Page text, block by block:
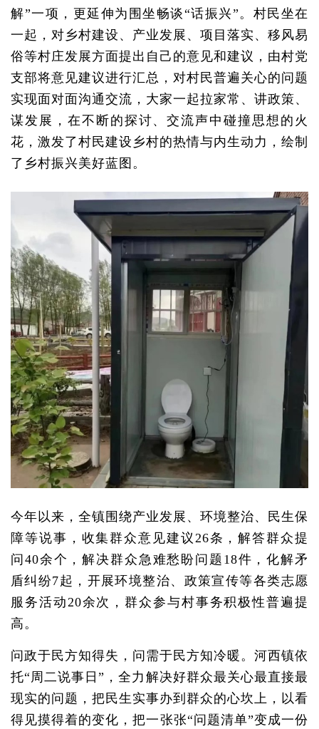
解”一项，更延伸为围坐畅谈“话振兴”。村民坐在
一起，对乡村建设、产业发展、项目落实、移风易
俗等村庄发展方面提出自己的意见和建议，由村党
支部将意见建议进行汇总，对村民普遍关心的问题
实现面对面沟通交流，大家一起拉家常、讲政策、
谋发展，在不断的探讨、交流声中碰撞思想的火
花，激发了村民建设乡村的热情与内生动力，绘制
了乡村振兴美好蓝图。
今年以来，全镇围绕产业发展、环境整治、民生保
障等说事，收集群众意见建议26条，解答群众提
问40余个，解决群众急难愁盼问题18件，化解矛
盾纠纷7起，开展环境整治、政策宣传等各类志愿
服务活动20余次，群众参与村事务积极性普遍提
高。
问政于民方知得失，问需于民方知冷暖。河西镇依
托“周二说事日”，全力解决好群众最关心最直接最
现实的问题，把民生实事办到群众的心坎上，以看
得见摸得着的变化，把一张张“问题清单”变成一份